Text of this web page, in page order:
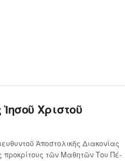
Χριστοῦ
Ἀποστολικῆς Διακονίας
προ­κρί­τους τῶν Μα­θη­τῶν Του Πέ­